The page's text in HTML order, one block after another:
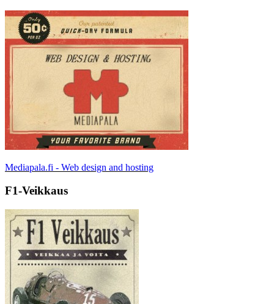
Mediapala.fi - Web design and hosting
F1-Veikkaus